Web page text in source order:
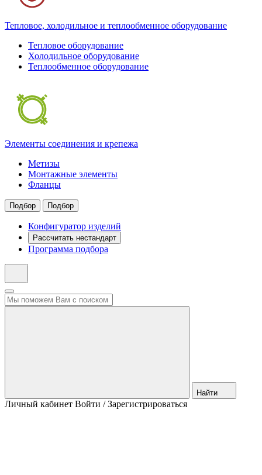
Тепловое, холодильное и теплообменное оборудование
Тепловое оборудование
Холодильное оборудование
Теплообменное оборудование
Элементы соединения и крепежа
Метизы
Монтажные элементы
Фланцы
Подбор Подбор
Конфигуратор изделий
Рассчитать нестандарт
Программа подбора
Найти
Личный кабинет Войти / Зарегистрироваться